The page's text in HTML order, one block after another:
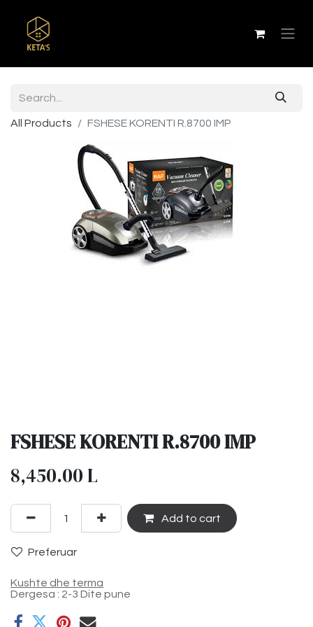
All Products FSHESE KORENTI R.8700 IMP
FSHESE KORENTI R.8700 IMP
8,450.00L
Add to cart
Preferuar
Kushte dhe terma
Dergesa : 2-3 Dite pune